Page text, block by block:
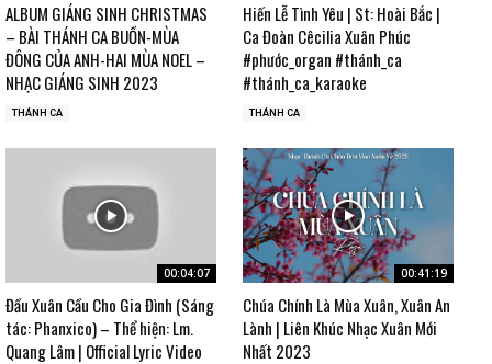
ALBUM GIÁNG SINH CHRISTMAS
– BÀI THÁNH CA BUỒN-MÙA
ĐÔNG CỦA ANH-HAI MÙA NOEL –
NHẠC GIÁNG SINH 2023
THÁNH CA
Hiến Lễ Tình Yêu | St: Hoài Bắc |
Ca Đoàn Cêcilia Xuân Phúc
#phước_organ #thánh_ca
#thánh_ca_karaoke
THÁNH CA
00:04:07
Đầu Xuân Cầu Cho Gia Đình (Sáng
tác: Phanxico) – Thể hiện: Lm.
Quang Lâm | Official Lyric Video
00:41:19
Chúa Chính Là Mùa Xuân, Xuân An
Lành | Liên Khúc Nhạc Xuân Mới
Nhất 2023